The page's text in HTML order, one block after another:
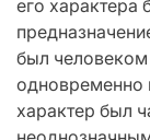
его характера
был человеком
одновременно
характер был